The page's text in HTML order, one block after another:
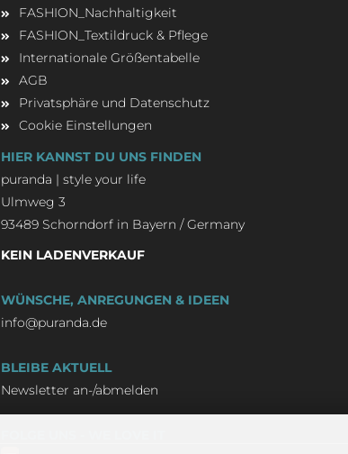
FASHION_Nachhaltigkeit
FASHION_Textildruck & Pflege
Internationale Größentabelle
AGB
Privatsphäre und Datenschutz
Cookie Einstellungen
HIER KANNST DU UNS FINDEN
puranda | style your life
Ulmweg 3
93489 Schorndorf in Bayern / Germany
KEIN LADENVERKAUF
WÜNSCHE, ANREGUNGEN & IDEEN
info@puranda.de
BLEIBE AKTUELL
Newsletter an-/abmelden